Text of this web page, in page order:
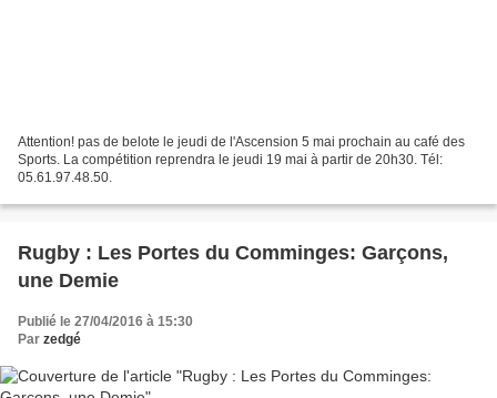
Attention! pas de belote le jeudi de l'Ascension 5 mai prochain au café des
Sports. La compétition reprendra le jeudi 19 mai à partir de 20h30. Tél:
05.61.97.48.50.
Rugby : Les Portes du Comminges: Garçons,
une Demie
Publié le 27/04/2016 à 15:30
Par zedgé